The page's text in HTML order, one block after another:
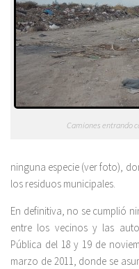
Camiones entrando
ninguna especie (ver foto),
los residuos municipales.
En definitiva, no se cumplió
entre los vecinos y las
Pública del 18 y 19 de
marzo de 2011, donde se